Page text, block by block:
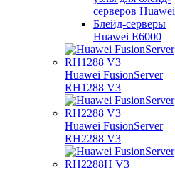
серверов Huawei
Блейд-серверы
Huawei E6000
Huawei FusionServer
RH1288 V3
Huawei FusionServer
RH2288 V3